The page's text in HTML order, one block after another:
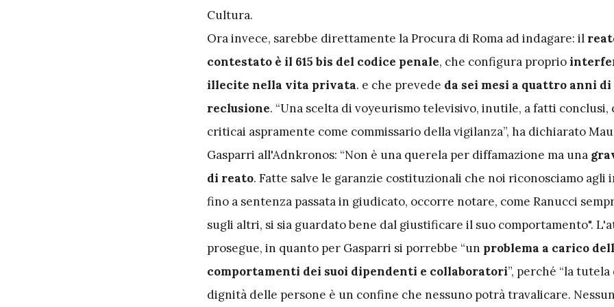
Cultura.
Ora invece, sarebbe direttamente la Procura di Roma ad indagare: il
contestato è il 615 bis del codice penale, che configura proprio
illecite nella vita privata. e che prevede da sei mesi a quattro anni di
reclusione. “Una scelta di voyeurismo televisivo, inutile, a fatti conclusi,
criticai aspramente come commissario della vigilanza”, ha dichiarato
Gasparri all'Adnkronos: “Non è una querela per diffamazione ma una
di reato. Fatte salve le garanzie costituzionali che noi riconosciamo agli
fino a sentenza passata in giudicato, occorre notare, come Ranucci
sugli altri, si sia guardato bene dal giustificare il suo comportamento".
prosegue, in quanto per Gasparri si porrebbe “un problema a carico
comportamenti dei suoi dipendenti e collaboratori”, perché “la
dignità delle persone è un confine che nessuno potrà travalicare.